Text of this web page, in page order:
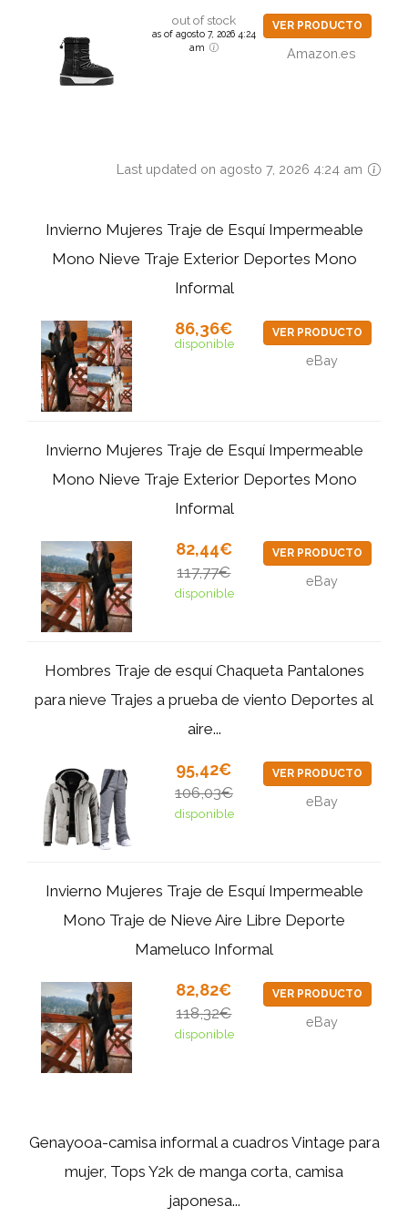
out of stock
as of agosto 7, 2026 4:24
am
VER PRODUCTO
Amazon.es
Last updated on agosto 7, 2026 4:24 am
Invierno Mujeres Traje de Esquí Impermeable
Mono Nieve Traje Exterior Deportes Mono
Informal
86,36€
disponible
VER PRODUCTO
eBay
Invierno Mujeres Traje de Esquí Impermeable
Mono Nieve Traje Exterior Deportes Mono
Informal
82,44€
117,77€
disponible
VER PRODUCTO
eBay
Hombres Traje de esquí Chaqueta Pantalones
para nieve Trajes a prueba de viento Deportes al
aire...
95,42€
106,03€
disponible
VER PRODUCTO
eBay
Invierno Mujeres Traje de Esquí Impermeable
Mono Traje de Nieve Aire Libre Deporte
Mameluco Informal
82,82€
118,32€
disponible
VER PRODUCTO
eBay
Genayooa-camisa informal a cuadros Vintage para
mujer, Tops Y2k de manga corta, camisa
japonesa...